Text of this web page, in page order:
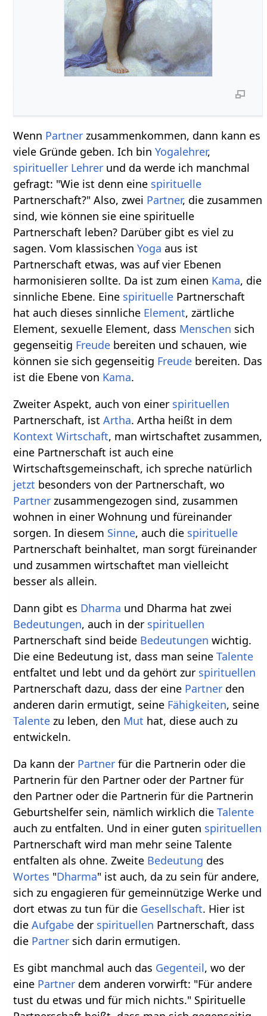
Wenn Partner zusammenkommen, dann kann es
viele Gründe geben. Ich binYogalehrer,
spiritueller Lehrer und da werde ich manchmal
gefragt: "Wie ist denn eine spirituelle
Partnerschaft?" Also, zwei Partner, die zusammen
sind, wie können sie eine spirituelle
Partnerschaft leben? Darüber gibt es viel zu
sagen. Vom klassischenYoga aus ist
Partnerschaft etwas, was auf vier Ebenen
harmonisieren sollte. Da ist zum einen Kama, die
sinnliche Ebene. Eine spirituelle Partnerschaft
hat auch dieses sinnliche Element, zärtliche
Element, sexuelle Element, dass Menschen sich
gegenseitig Freude bereiten und schauen, wie
können sie sich gegenseitig Freude bereiten. Das
ist die Ebene von Kama.
Zweiter Aspekt, auch von einer spirituellen
Partnerschaft, istArtha. Artha heißt in dem
Kontext Wirtschaft, man wirtschaftet zusammen,
eine Partnerschaft ist auch eine
Wirtschaftsgemeinschaft, ich spreche natürlich
jetzt besonders von der Partnerschaft, wo
Partner zusammengezogen sind, zusammen
wohnen in einer Wohnung und füreinander
sorgen. In diesem Sinne, auch die spirituelle
Partnerschaft beinhaltet, man sorgt füreinander
und zusammen wirtschaftet man vielleicht
besser als allein.
Dann gibt es Dharma und Dharma hat zwei
Bedeutungen, auch in der spirituellen
Partnerschaft sind beide Bedeutungen wichtig.
Die eine Bedeutung ist, dass man seineTalente
entfaltet und lebt und da gehört zur spirituellen
Partnerschaft dazu, dass der eine Partner den
anderen darin ermutigt, seine Fähigkeiten, seine
Talente zu leben, den Mut hat, diese auch zu
entwickeln.
Da kann der Partner für die Partnerin oder die
Partnerin für den Partner oder der Partner für
den Partner oder die Partnerin für die Partnerin
Geburtshelfer sein, nämlich wirklich dieTalente
auch zu entfalten. Und in einer guten spirituellen
Partnerschaft wird man mehr seine Talente
entfalten als ohne. Zweite Bedeutung des
Wortes "Dharma" ist auch, da zu sein für andere,
sich zu engagieren für gemeinnützige Werke und
dort etwas zu tun für die Gesellschaft. Hier ist
dieAufgabe der spirituellen Partnerschaft, dass
die Partner sich darin ermutigen.
Es gibt manchmal auch das Gegenteil, wo der
eine Partner dem anderen vorwirft: "Für andere
tust du etwas und für mich nichts." Spirituelle